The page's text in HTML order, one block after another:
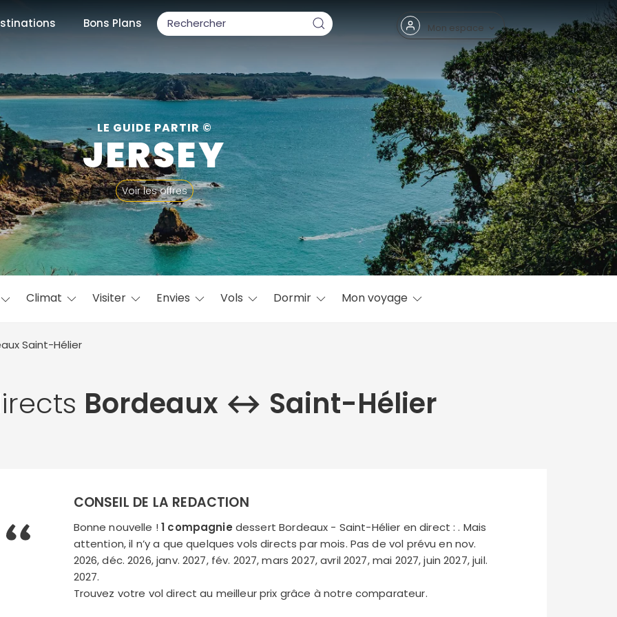
Bons Plans Mon espace
LE GUIDE PARTIR ©
JERSEY
Voir les offres
Climat Visiter Envies Vols Dormir Mon voyage
Saint-Hélier
Bordeaux ↔︎ Saint-Hélier
CONSEIL DE LA REDACTION
Bonne nouvelle !1 compagnie dessert Bordeaux - Saint-Hélier en direct :. Mais
attention, il n’y a que quelques vols directs par mois. Pas de vol prévu en nov.
2026, déc. 2026, janv. 2027, fév. 2027, mars 2027, avril 2027, mai 2027, juin 2027, juil.
2027.
Trouvez votre vol direct au meilleur prix grâce à notre comparateur.
populaires
mois
Février Mars Avril Mai Juin Juillet Août
Septembre
Novembre Décembre